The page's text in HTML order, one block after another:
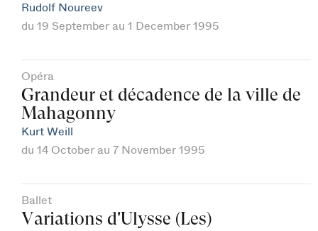
Rudolf Noureev
du 19 September au 1 December 1995
Opéra
Grandeur et décadence de la ville de
Mahagonny
Kurt Weill
du 14 October au 7 November 1995
Ballet
Variations d'Ulysse (Les)